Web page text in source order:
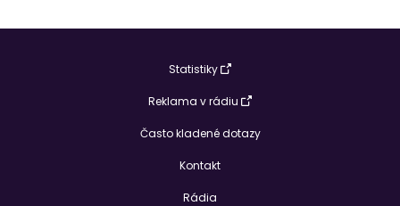
Statistiky
Reklama v rádiu
Často kladené dotazy
Kontakt
Rádia